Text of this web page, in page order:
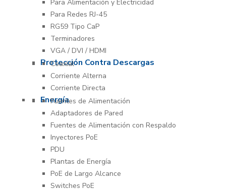
Para Alimentación y Electricidad
Para Redes RJ-45
RG59 Tipo CaP
Terminadores
VGA / DVI / HDMI
Protección Contra Descargas
Coaxial
Corriente Alterna
Corriente Directa
Energía
Fuentes de Alimentación
Adaptadores de Pared
Fuentes de Alimentación con Respaldo
Inyectores PoE
PDU
Plantas de Energía
PoE de Largo Alcance
Switches PoE